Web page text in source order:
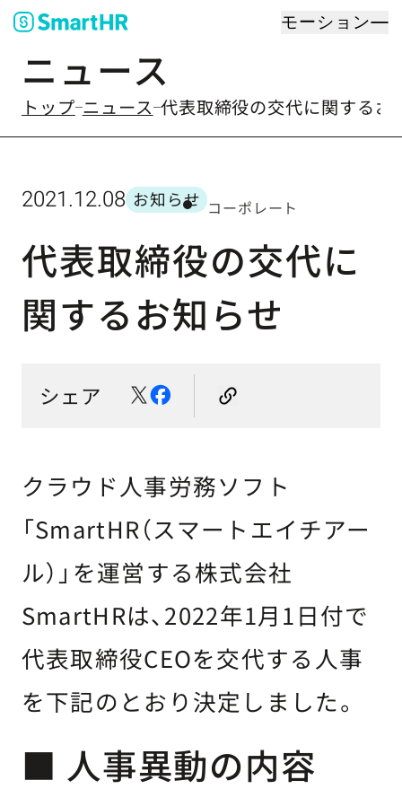
モーション
ニュース
トップ ニュースのなかの
代表取締役の交代に関するお
2021.12.08
カテゴリー
お知らせ コーポレート
代表取締役の交代に
関するお知らせ
シェア
クラウド人事労務ソフト
「SmartHR（スマートエイチアー
ル）」を運営する株式会社
SmartHRは、2022年1月1日付で
代表取締役CEOを交代する人事
を下記のとおり決定しました。
■ 人事異動の内容